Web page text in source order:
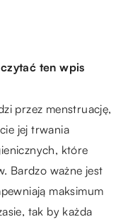
ten wpis
przez menstruację,
jej trwania
które
Bardzo ważne jest
maksimum
tak by każda